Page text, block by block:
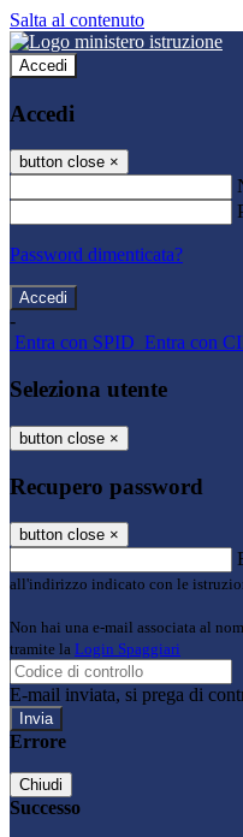
Salta al contenuto
Accedi
Accedi
button close ×
Password dimenticata?
-
Entra con SPID Entra con
Seleziona utente
button close ×
Recupero password
button close ×
all'indirizzo indicato con le
Non hai una e-mail associata al
tramite la Login Spaggiari
E-mail inviata, si prega di
Errore
Chiudi
Successo